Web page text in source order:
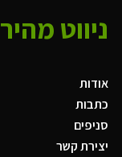
ניווט מהיר
אודות
כתבות
סניפים
יצירת קשר